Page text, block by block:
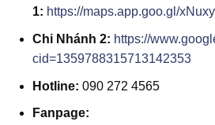
1: https://maps.app.goo.gl/
Chi Nhánh 2: https://
cid=1359788315713142353
Hotline: 090 272 4565
Fanpage: